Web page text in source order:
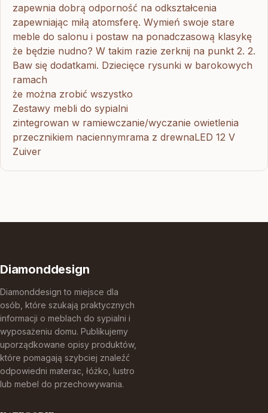
zapewnia dobrą odporność na odkształcenia
zapewniając miłą atomsferę. Wymień swoje stare
meble do salonu i postaw na ponadczasową klasykę
że będzie nudno? W takim razie zerknij na punkt 2. 2.
Baw się dodatkami. Dziecięce rysunki w barokowych
ramach
że można zrobić wszystko
Zestawy mebli do sypialni
zintegrowan w ramiewczanie/wyczanie owietlenia
przecznikiem naciennymrama z drewnaLED 12 V
Zuiver
Diamonddesign
Diamonddesign to miejsce dla
osób, które szukają praktycznych
informacji o meblach do sypialni i
wyposażeniu domu. Publikujemy
uporządkowane opisy produktów,
które pomagają szybciej znaleźć
odpowiedni materac, łóżko, lustro
lub mebel do przechowywania.